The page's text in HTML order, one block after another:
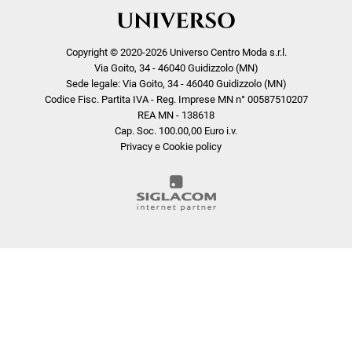
Copyright © 2020-2026 Universo Centro Moda s.r.l.
Via Goito, 34 - 46040 Guidizzolo (MN)
Sede legale: Via Goito, 34 - 46040 Guidizzolo (MN)
Codice Fisc. Partita IVA - Reg. Imprese MN n° 00587510207
REA MN - 138618
Cap. Soc. 100.00,00 Euro i.v.
Privacy e Cookie policy